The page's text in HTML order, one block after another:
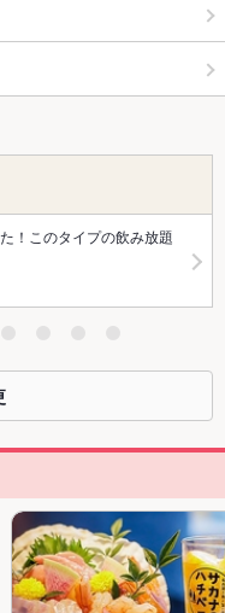
！このタイプの飲み放題